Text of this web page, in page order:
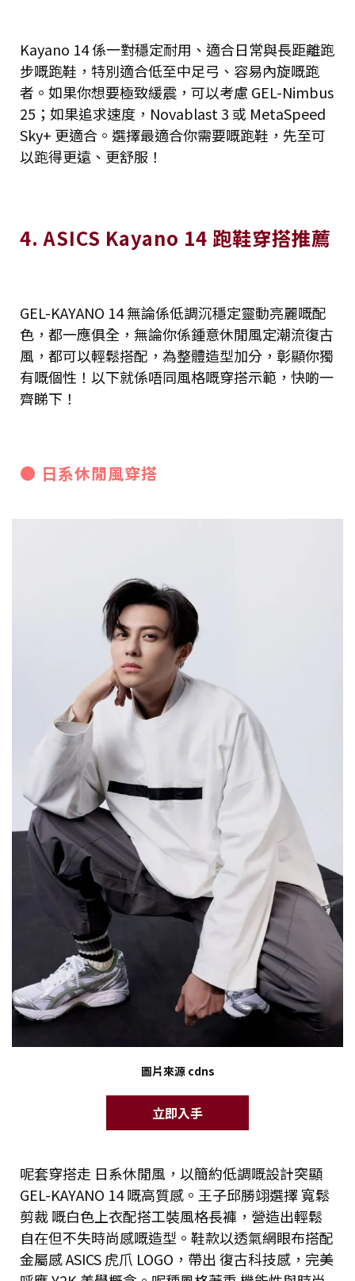
Kayano 14 係一對穩定耐用、適合日常與長距離跑
步嘅跑鞋，特別適合低至中足弓、容易內旋嘅跑
者。如果你想要極致緩震，可以考慮 GEL-Nimbus
25；如果追求速度，Novablast 3 或 MetaSpeed
Sky+ 更適合。選擇最適合你需要嘅跑鞋，先至可
以跑得更遠、更舒服！
4. ASICS Kayano 14 跑鞋穿搭推薦
GEL-KAYANO 14 無論係低調沉穩定靈動亮麗嘅配
色，都一應俱全，無論你係鍾意休閒風定潮流復古
風，都可以輕鬆搭配，為整體造型加分，彰顯你獨
有嘅個性！以下就係唔同風格嘅穿搭示範，快啲一
齊睇下！
● 日系休閒風穿搭
圖片來源 cdns
立即入手
呢套穿搭走 日系休閒風，以簡約低調嘅設計突顯
GEL-KAYANO 14 嘅高質感。王子邱勝翊選擇 寬鬆
剪裁 嘅白色上衣配搭工裝風格長褲，營造出輕鬆
自在但不失時尚感嘅造型。鞋款以透氣網眼布搭配
金屬感 ASICS 虎爪 LOGO，帶出 復古科技感，完美